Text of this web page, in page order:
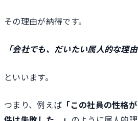
その理由が納得です。
「会社でも、だいたい属人的な理
といいます。
つまり、例えば 「この社員の性格